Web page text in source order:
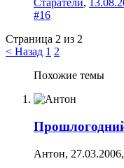
Cтаратели,
#16
Страница 2 из 2
< Назад 1 2
Похожие темы
Антон, 27.03.2006